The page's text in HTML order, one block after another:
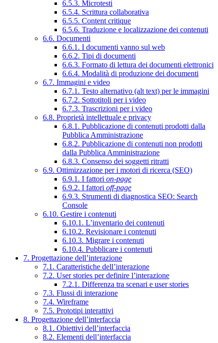
6.5.3. Microtesti
6.5.4. Scrittura collaborativa
6.5.5. Content critique
6.5.6. Traduzione e localizzazione dei contenuti
6.6. Documenti
6.6.1. I documenti vanno sul web
6.6.2. Tipi di documenti
6.6.3. Formato di lettura dei documenti elettronici
6.6.4. Modalità di produzione dei documenti
6.7. Immagini e video
6.7.1. Testo alternativo (alt text) per le immagini
6.7.2. Sottotitoli per i video
6.7.3. Trascrizioni per i video
6.8. Proprietà intellettuale e privacy
6.8.1. Pubblicazione di contenuti prodotti dalla
Pubblica Amministrazione
6.8.2. Pubblicazione di contenuti non prodotti
dalla Pubblica Amministrazione
6.8.3. Consenso dei soggetti ritratti
6.9. Ottimizzazione per i motori di ricerca (SEO)
6.9.1. I fattori on-page
6.9.2. I fattori off-page
6.9.3. Strumenti di diagnostica SEO: Search
Console
6.10. Gestire i contenuti
6.10.1. L’inventario dei contenuti
6.10.2. Revisionare i contenuti
6.10.3. Migrare i contenuti
6.10.4. Pubblicare i contenuti
7. Progettazione dell’interazione
7.1. Caratteristiche dell’interazione
7.2. User stories per definire l’interazione
7.2.1. Differenza tra scenari e user stories
7.3. Flussi di interazione
7.4. Wireframe
7.5. Prototipi interattivi
8. Progettazione dell’interfaccia
8.1. Obiettivi dell’interfaccia
8.2. Elementi dell’interfaccia